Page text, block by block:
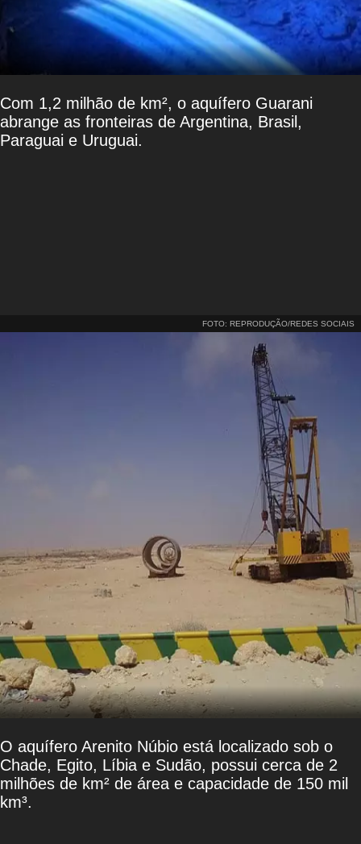
Com 1,2 milhão de km², o aquífero Guarani
abrange as fronteiras de Argentina, Brasil,
Paraguai e Uruguai.
FOTO: REPRODUÇÃO/REDES SOCIAIS
O aquífero Arenito Núbio está localizado sob o
Chade, Egito, Líbia e Sudão, possui cerca de 2
milhões de km² de área e capacidade de 150 mil
km³.